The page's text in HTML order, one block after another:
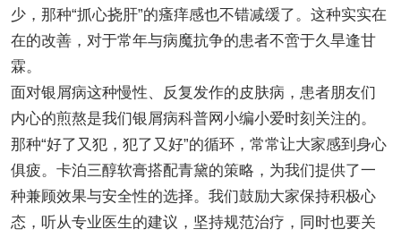
少，那种“抓心挠肝”的瘙痒感也不错减缓了。这种实实在
在的改善，对于常年与病魔抗争的患者不啻于久旱逢甘
霖。
面对银屑病这种慢性、反复发作的皮肤病，患者朋友们
内心的煎熬是我们银屑病科普网小编小爱时刻关注的。
那种“好了又犯，犯了又好”的循环，常常让大家感到身心
俱疲。卡泊三醇软膏搭配青黛的策略，为我们提供了一
种兼顾效果与安全性的选择。我们鼓励大家保持积极心
态，听从专业医生的建议，坚持规范治疗，同时也要关